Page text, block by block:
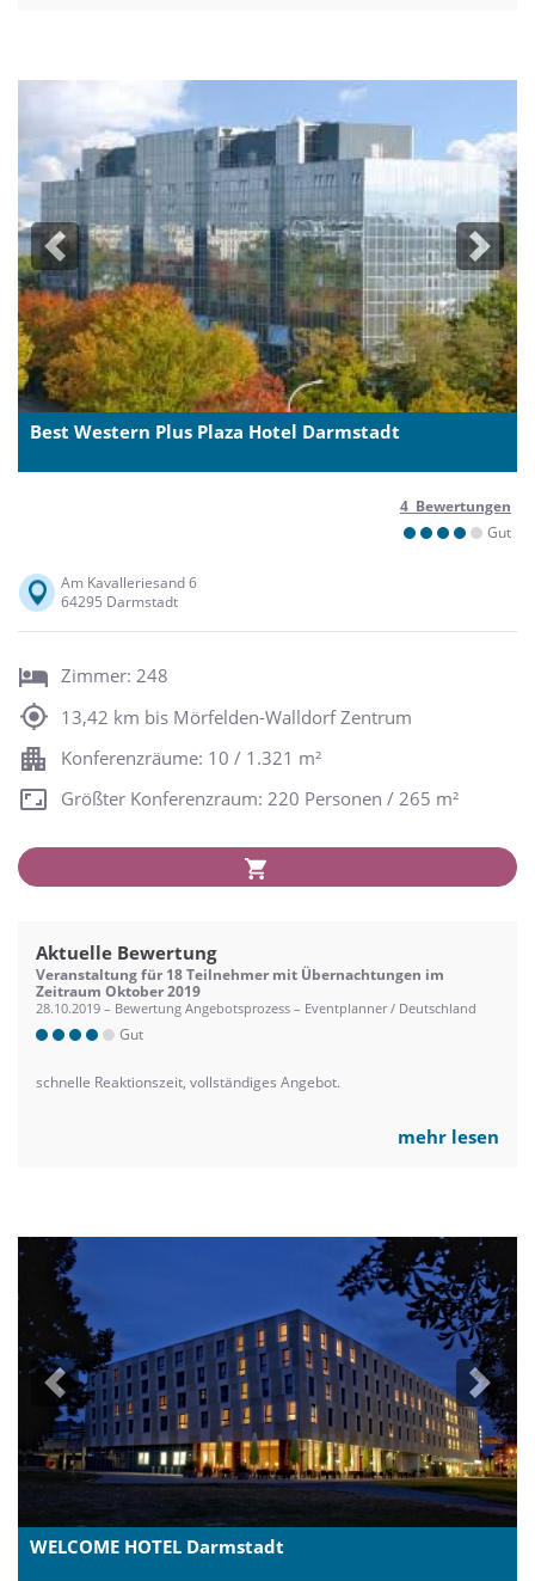
Previous Next
Best Western Plus Plaza Hotel Darmstadt
4 Bewertungen
Gut
Am Kavalleriesand 6
64295 Darmstadt
Zimmer: 248
13,42 km bis Mörfelden-Walldorf Zentrum
Konferenzräume: 10 / 1.321 m²
Größter Konferenzraum: 220 Personen / 265 m²
Aktuelle Bewertung
Veranstaltung für 18 Teilnehmer mit Übernachtungen im
Zeitraum Oktober 2019
28.10.2019 – Bewertung Angebotsprozess – Eventplanner / Deutschland
Gut
schnelle Reaktionszeit, vollständiges Angebot.
mehr lesen
Previous Next
WELCOME HOTEL Darmstadt